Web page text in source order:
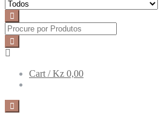
Cart /Kz 0,00